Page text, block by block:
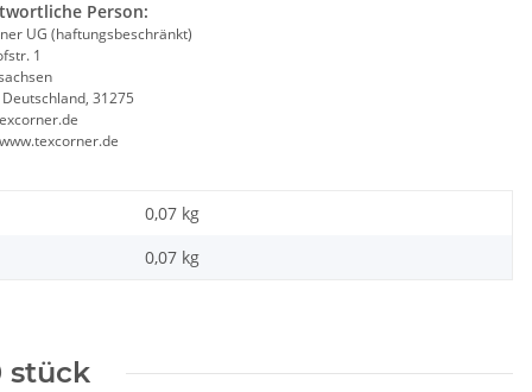
Person:
UG (haftungsbeschränkt)
1
31275
0,07 kg
0,07 kg
stück
Gelb +
Orange in 10 Größen
-9,38 €